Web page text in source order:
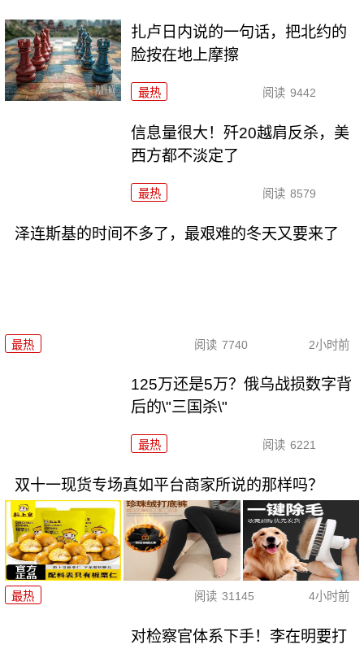
扎卢日内说的一句话，把北约的
脸按在地上摩擦
最热 阅读 9442
信息量很大！歼20越肩反杀，美
西方都不淡定了
最热 阅读 8579
泽连斯基的时间不多了，最艰难的冬天又要来了
最热 阅读 7740 2小时前
125万还是5万？俄乌战损数字背
后的\"三国杀\"
最热 阅读 6221
双十一现货专场真如平台商家所说的那样吗？
最热 阅读 31145 4小时前
对检察官体系下手！李在明要打